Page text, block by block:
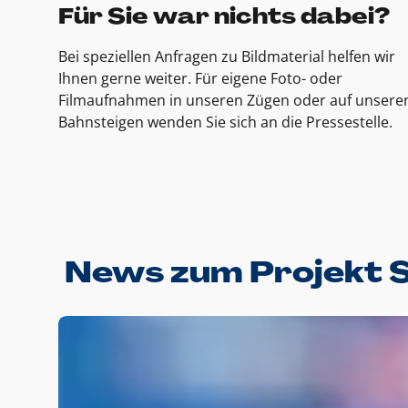
Für Sie war nichts dabei?
Bei speziellen Anfragen zu Bildmaterial helfen wir
Ihnen gerne weiter. Für eigene Foto- oder
Filmaufnahmen in unseren Zügen oder auf
Bahnsteigen wenden Sie sich an die Pressestelle.
News zum Projekt